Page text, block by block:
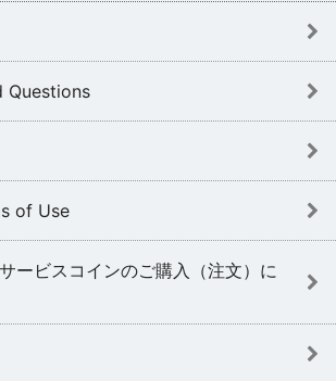
Questions
of Use
ービスコインのご購入（注文）に